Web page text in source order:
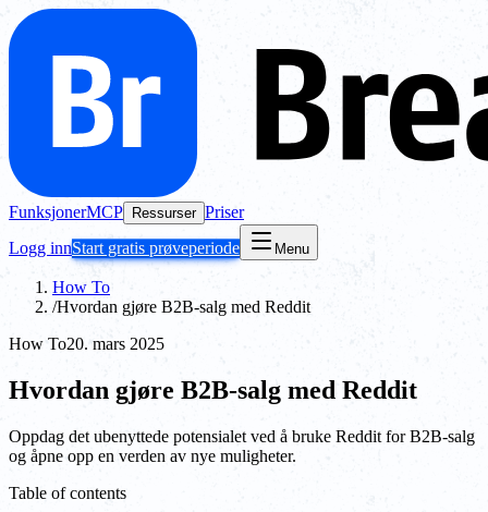
FunksjonerMCP Ressurser Priser
Logg innStart gratis prøveperiode Menu
How To
/Hvordan gjøre B2B-salg med Reddit
How To20. mars 2025
Hvordan gjøre B2B-salg med Reddit
Oppdag det ubenyttede potensialet ved å bruke Reddit for B2B-salg
og åpne opp en verden av nye muligheter.
Table of contents